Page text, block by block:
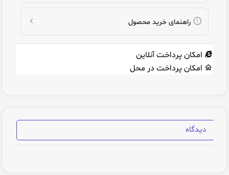
راهنمای خرید محصول
امکان پرداخت آنلاین
امکان پرداخت در محل
دیدگاه